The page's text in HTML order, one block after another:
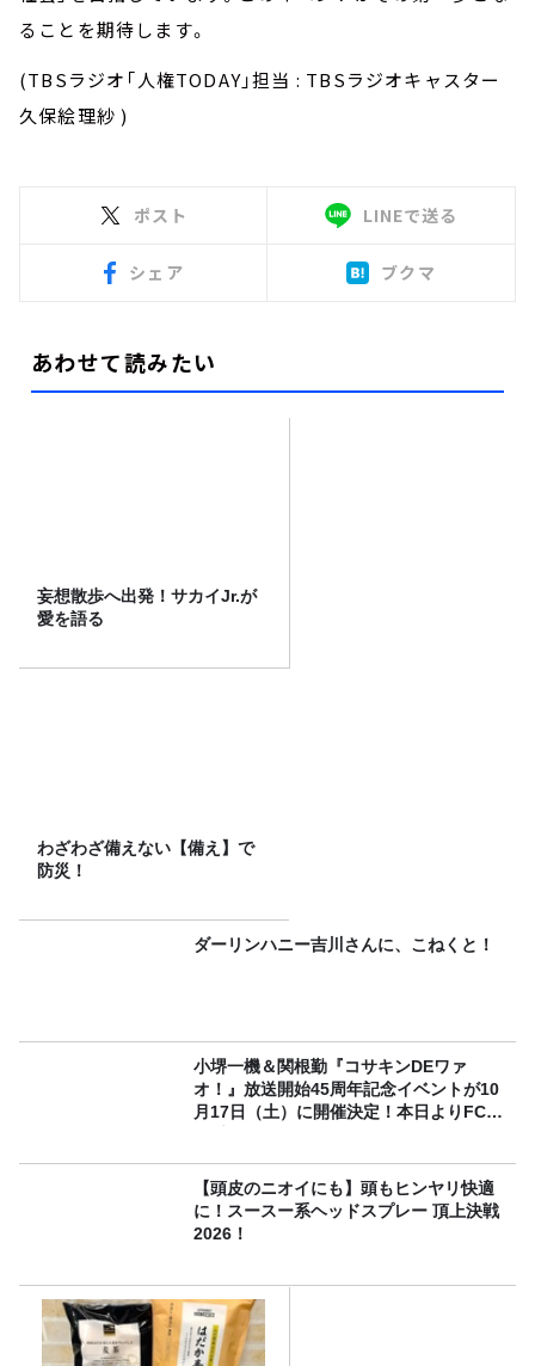
ることを期待します。
(TBSラジオ「人権TODAY」担当 : TBSラジオキャスター
久保絵理紗 )
ポスト LINEで送る
シェア ブクマ
あわせて読みたい
妄想散歩へ出発！サカイJr.が
愛を語る
わざわざ備えない【備え】で
防災！
ダーリンハニー吉川さんに、こねくと！
小堺一機＆関根勤『コサキンDEワァ
オ！』放送開始45周年記念イベントが10
月17日（土）に開催決定！本日よりFC先
【頭皮のニオイにも】頭もヒンヤリ快適
に！スースー系ヘッドスプレー 頂上決戦
2026！